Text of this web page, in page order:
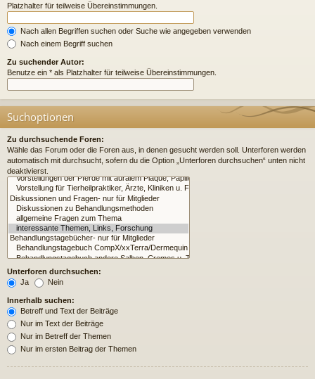
Platzhalter für teilweise Übereinstimmungen.
Nach allen Begriffen suchen oder Suche wie angegeben verwenden
Nach einem Begriff suchen
Zu suchender Autor:
Benutze ein * als Platzhalter für teilweise Übereinstimmungen.
Suchoptionen
Zu durchsuchende Foren:
Wähle das Forum oder die Foren aus, in denen gesucht werden soll. Unterforen werden
automatisch mit durchsucht, sofern du die Option „Unterforen durchsuchen“ unten nicht
deaktivierst.
Unterforen durchsuchen:
Ja
Nein
Innerhalb suchen:
Betreff und Text der Beiträge
Nur im Text der Beiträge
Nur im Betreff der Themen
Nur im ersten Beitrag der Themen